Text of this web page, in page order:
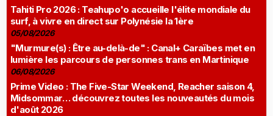
Tahiti Pro 2026 : Teahupo'o accueille l'élite mondiale du
surf, à vivre en direct sur Polynésie la 1ère
05/08/2026
"Murmure(s) : Être au-delà-de" : Canal+ Caraïbes met en
lumière les parcours de personnes trans en Martinique
06/08/2026
Prime Video : The Five-Star Weekend, Reacher saison 4,
Midsommar… découvrez toutes les nouveautés du mois
d'août 2026